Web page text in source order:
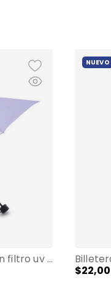
Sombrilla pequeña izna con filtro uv morada
NUEVO
$22,00